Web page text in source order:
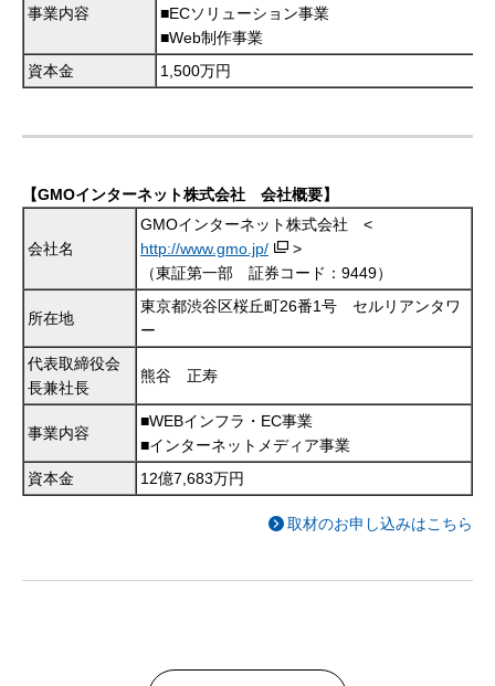
事業内容
■ECソリューション事業
■Web制作事業
資本金
1,500万円
【GMOインターネット株式会社 会社概要】
会社名
GMOインターネット株式会社 <
http://www.gmo.jp/
>
（東証第一部 証券コード：9449）
所在地
東京都渋谷区桜丘町26番1号 セルリアンタワ
ー
代表取締役会
長兼社長
熊谷 正寿
事業内容
■WEBインフラ・EC事業
■インターネットメディア事業
資本金
12億7,683万円
取材のお申し込みはこちら